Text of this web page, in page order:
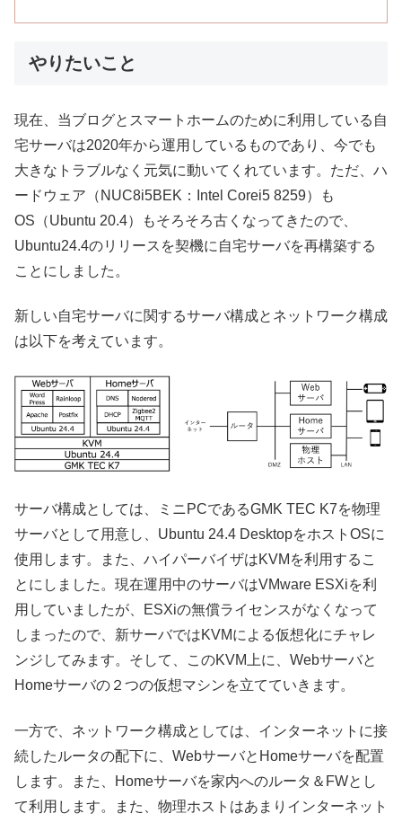
やりたいこと
現在、当ブログとスマートホームのために利用している自
宅サーバは2020年から運用しているものであり、今でも
大きなトラブルなく元気に動いてくれています。ただ、ハ
ードウェア（NUC8i5BEK：Intel Corei5 8259）も
OS（Ubuntu 20.4）もそろそろ古くなってきたので、
Ubuntu24.4のリリースを契機に自宅サーバを再構築する
ことにしました。
新しい自宅サーバに関するサーバ構成とネットワーク構成
は以下を考えています。
サーバ構成としては、ミニPCであるGMK TEC K7を物理
サーバとして用意し、Ubuntu 24.4 DesktopをホストOSに
使用します。また、ハイパーバイザはKVMを利用するこ
とにしました。現在運用中のサーバはVMware ESXiを利
用していましたが、ESXiの無償ライセンスがなくなって
しまったので、新サーバではKVMによる仮想化にチャレ
ンジしてみます。そして、このKVM上に、Webサーバと
Homeサーバの２つの仮想マシンを立てていきます。
一方で、ネットワーク構成としては、インターネットに接
続したルータの配下に、WebサーバとHomeサーバを配置
します。また、Homeサーバを家内へのルータ＆FWとし
て利用します。また、物理ホストはあまりインターネット